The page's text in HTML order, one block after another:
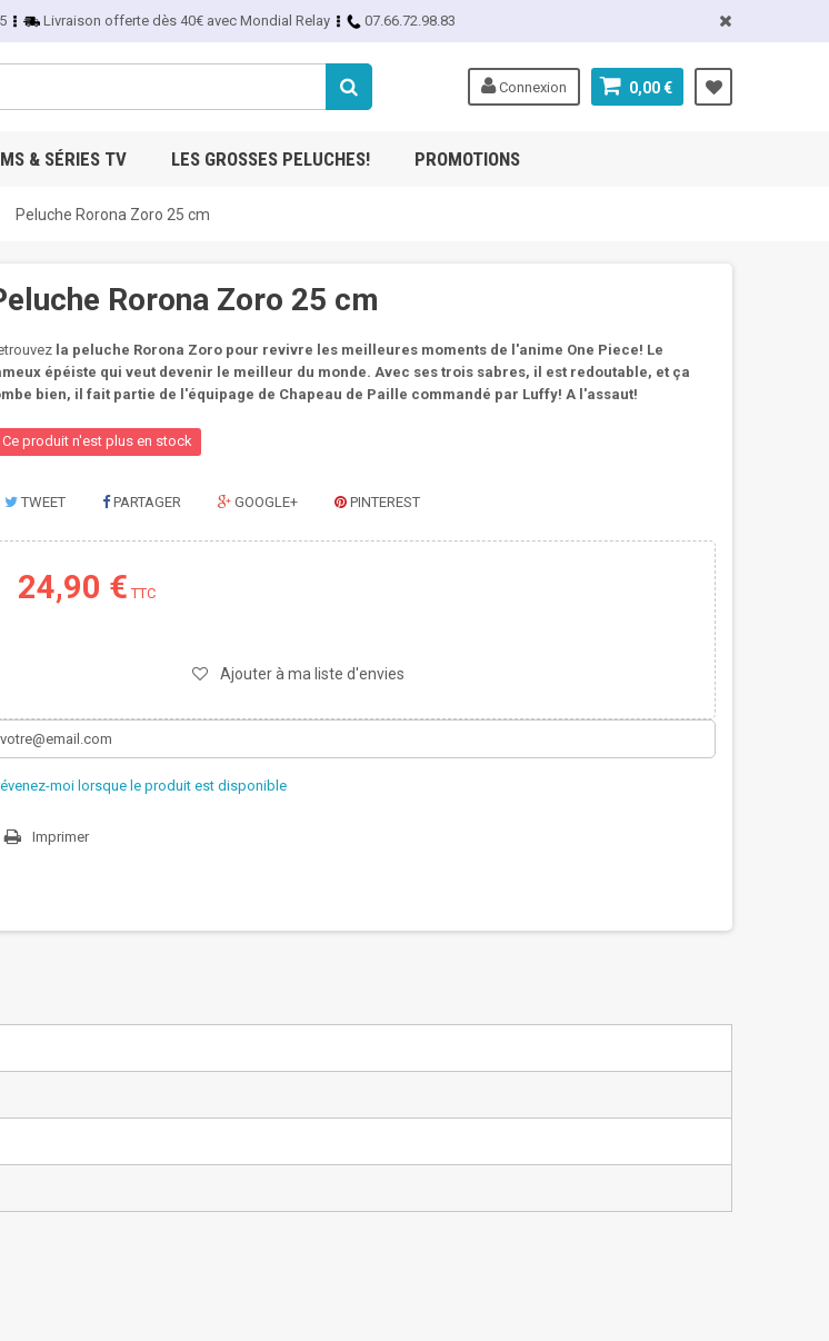
Livraison offerte dès 40€ avec Mondial Relay 07.66.72.98.83
0,00 €
Connexion
& SÉRIES TV LES GROSSES PELUCHES! PROMOTIONS
Peluche Rorona Zoro 25 cm
Rorona Zoro 25 cm
la peluche Rorona Zoro pour revivre les meilleures moments de l'anime One Piece! Le
épéiste qui veut devenir le meilleur du monde. Avec ses trois sabres, il est redoutable, et ça
bien, il fait partie de l'équipage de Chapeau de Paille commandé par Luffy! A l'assaut!
Ce produit n'est plus en stock
TWEET PARTAGER GOOGLE+ PINTEREST
24,90 € TTC
Ajouter à ma liste d'envies
moi lorsque le produit est disponible
Imprimer